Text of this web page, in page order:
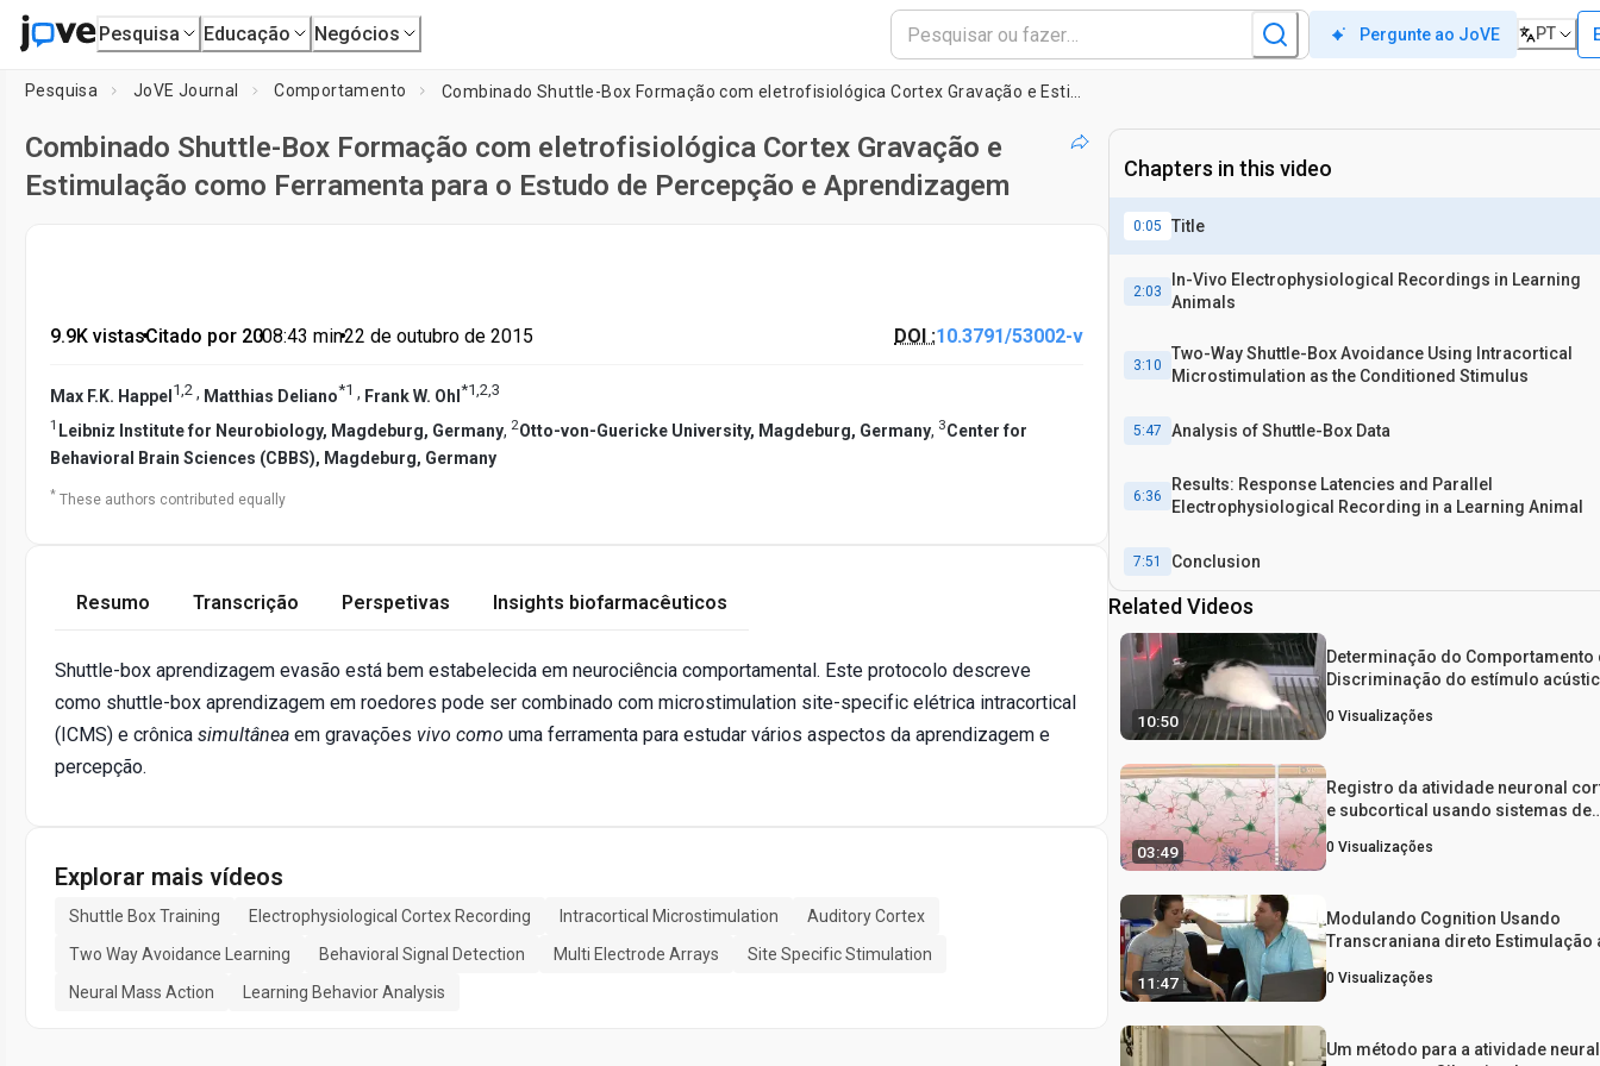
Pesquisa Educação Negócios Pergunte ao JoVE PT
Pesquisa JoVE Journal Comportamento
Combinado Shuttle-Box Formação com eletrofisiológica Cortex Gravação e
Estimulação como Ferramenta para o Estudo de Percepção e Aprendizagem
9.9K vistas•Citado por 20•08:43 min•22 de outubro de 2015 DOI :10.3791/53002-v
Max F.K. Happel 1,2 , Matthias Deliano*1 , Frank W. Ohl *1,2,3
1 Leibniz Institute for Neurobiology, Magdeburg, Germany, 2Otto-von-Guericke University, Magdeburg, Germany, 3Center for
Behavioral Brain Sciences (CBBS), Magdeburg, Germany
* These authors contributed equally
Resumo Transcrição Perspetivas Insights biofarmacêuticos
Shuttle-box aprendizagem evasão está bem estabelecida em neurociência comportamental. Este protocolo descreve
como shuttle-box aprendizagem em roedores pode ser combinado com microstimulation site-specific elétrica intracortical
(ICMS) e crônica simultânea em gravações vivo como uma ferramenta para estudar vários aspectos da aprendizagem e
percepção.
Explorar mais vídeos
Shuttle Box Training Electrophysiological Cortex Recording Intracortical Microstimulation
Auditory Cortex
Two Way Avoidance Learning
Behavioral Signal Detection Multi Electrode Arrays
Site Specific Stimulation
Neural Mass Action
Learning Behavior Analysis
Chapters in this video
0:05 Title
2:03
In-Vivo Electrophysiological Recordings in Learning
Animals
3:10
Two-Way Shuttle-Box Avoidance Using Intracortical
Microstimulation as the Conditioned Stimulus
5:47 Analysis of Shuttle-Box Data
6:36
Results: Response Latencies and Parallel
Electrophysiological Recording in a Learning Animal
7:51 Conclusion
Related Videos
10:50
Determinação do Comportamento
Discriminação do estímulo
usando um condicionamento
0 Visualizações
03:49
Registro da atividade neuronal
e subcortical usando sistemas de
0 Visualizações
11:47
Modulando Cognition Usando
Transcraniana direto Estimulação
0 Visualizações
Um método para a atividade neural